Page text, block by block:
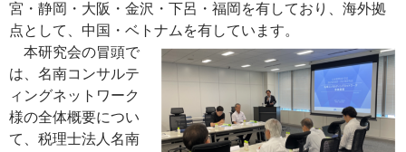
宮・静岡・大阪・金沢・下呂・福岡を有しており、海外拠
点として、中国・ベトナムを有しています。
本研究会の冒頭で
は、名南コンサルテ
ィングネットワーク
様の全体概要につい
て、税理士法人名南